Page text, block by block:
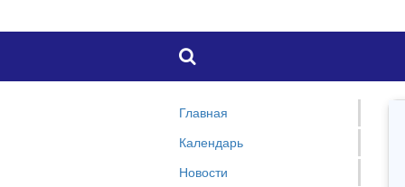

Главная
Календарь
Новости